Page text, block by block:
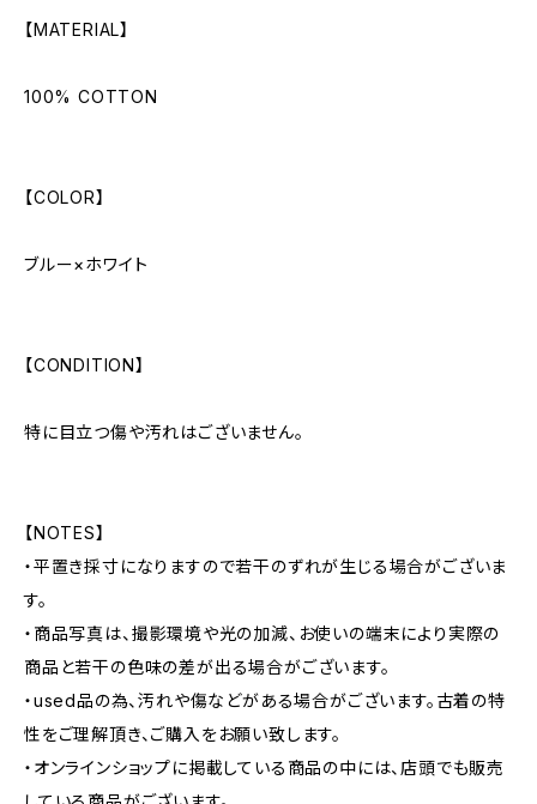
【MATERIAL】
100% COTTON
【COLOR】
ブルー×ホワイト
【CONDITION】
特に目立つ傷や汚れはございません。
【NOTES】
・平置き採寸になりますので若干のずれが生じる場合がございま
す。
・商品写真は、撮影環境や光の加減、お使いの端末により実際の
商品と若干の色味の差が出る場合がございます。
・used品の為、汚れや傷などがある場合がございます。古着の特
性をご理解頂き、ご購入をお願い致します。
・オンラインショップに掲載している商品の中には、店頭でも販売